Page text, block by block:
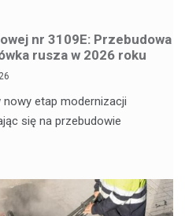
nr 3109E: Przebudowa
rusza w 2026 roku
etap modernizacji
się na przebudowie